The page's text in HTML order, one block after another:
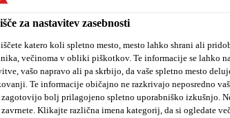
Sika hidroizolacijske
rešitve
za nastavitev zasebnosti
katero koli spletno mesto, mesto lahko shrani ali
večinoma v obliki piškotkov. Te informacije se lahko
vašo napravo ali pa skrbijo, da vaše spletno mesto
Te informacije običajno ne razkrivajo neposredno
bolj prilagojeno spletno uporabniško izkušnjo.
Klikajte različna imena kategorij, da si ogledate